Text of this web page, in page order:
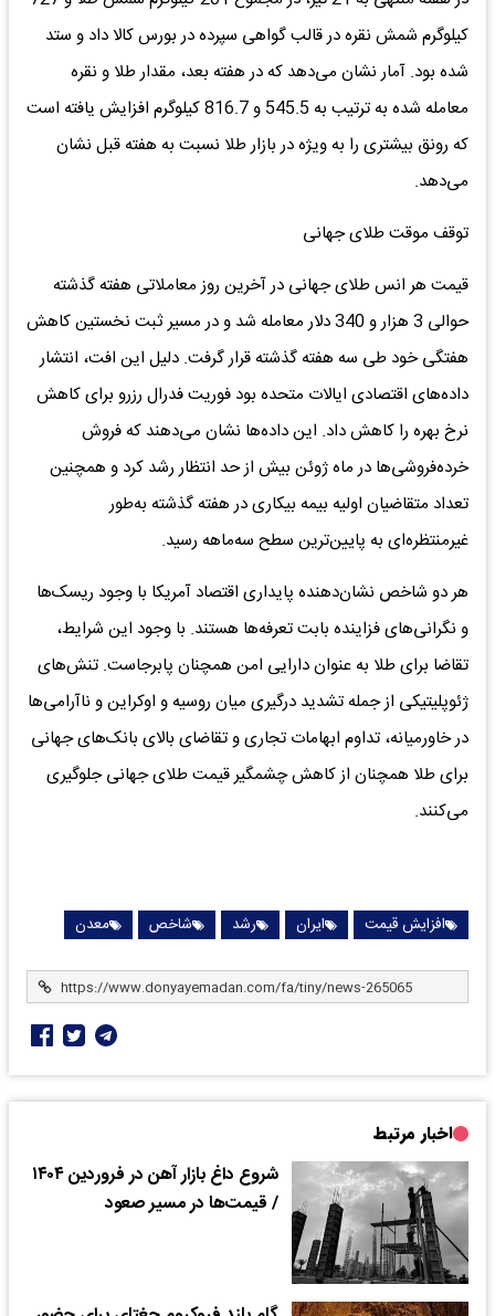
کیلوگرم شمش نقره در قالب گواهی سپرده در بورس کالا داد و ستد
شده بود. آمار نشان می‌دهد که در هفته بعد، مقدار طلا و نقره
معامله شده به ترتیب به 545.5 و 816.7 کیلوگرم افزایش یافته است
که رونق بیشتری را به ویژه در بازار طلا نسبت به هفته قبل نشان
می‌دهد.
توقف موقت طلای جهانی
قیمت هر انس طلای جهانی در آخرین روز معاملاتی هفته گذشته
حوالی 3 هزار و 340 دلار معامله شد و در مسیر ثبت نخستین کاهش
هفتگی خود طی سه هفته گذشته قرار گرفت. دلیل این افت، انتشار
داده‌‌‌های اقتصادی ایالات متحده بود فوریت فدرال رزرو برای کاهش
نرخ بهره را کاهش داد. این داده‌‌‌ها نشان می‌دهند که فروش
خرده‌‌‌فروشی‌‌‌ها در ماه ژوئن بیش از حد انتظار رشد کرد و همچنین
تعداد متقاضیان اولیه بیمه بیکاری در هفته گذشته به‌‌‌طور
غیرمنتظره‌‌‌ای به پایین‌‌‌ترین سطح سه‌‌‌ماهه رسید.
هر دو شاخص نشان‌دهنده پایداری اقتصاد آمریکا با وجود ریسک‌‌‌ها
و نگرانی‌‌‌های فزاینده بابت تعرفه‌‌‌ها هستند. با وجود این شرایط،
تقاضا برای طلا به عنوان دارایی امن همچنان پابرجاست. تنش‌‌‌های
ژئوپلیتیکی از جمله تشدید درگیری میان روسیه و اوکراین و ناآرامی‌‌‌ها
در خاورمیانه، تداوم ابهامات تجاری و تقاضای بالای بانک‌‌‌های جهانی
برای طلا همچنان از کاهش چشمگیر قیمت طلای جهانی جلوگیری
می‌‌‌کنند.
افزایش قیمت ایران رشد شاخص معدن
اخبار مرتبط
شروع داغ بازار آهن در فروردین ۱۴۰۴
/ قیمت‌ها در مسیر صعود